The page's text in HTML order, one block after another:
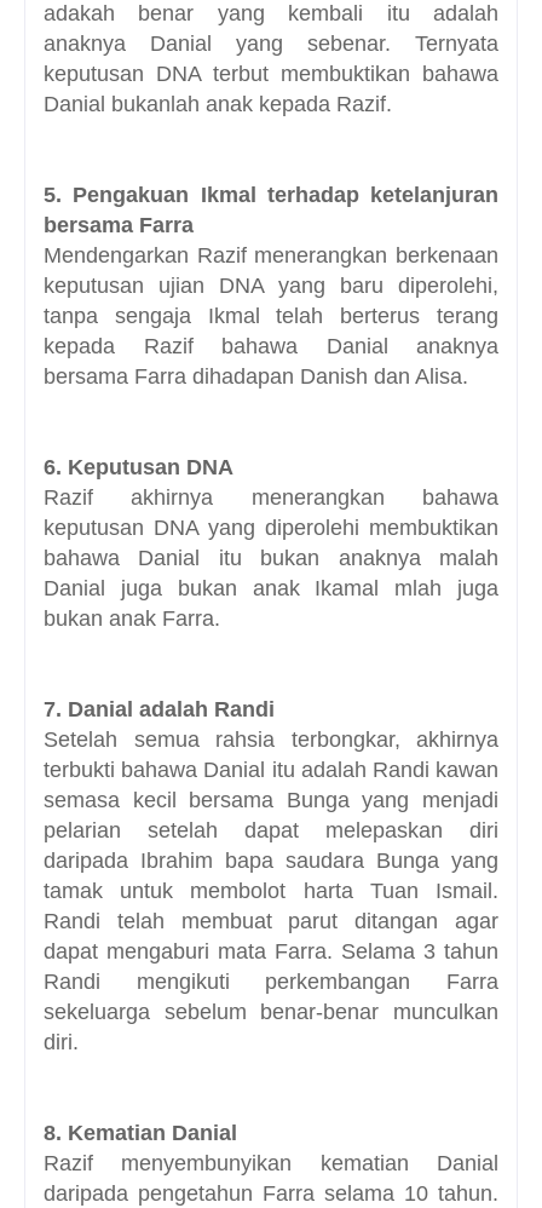
adakah benar yang kembali itu adalah
anaknya Danial yang sebenar. Ternyata
keputusan DNA terbut membuktikan bahawa
Danial bukanlah anak kepada Razif.
5. Pengakuan Ikmal terhadap ketelanjuran
bersama Farra
Mendengarkan Razif menerangkan berkenaan
keputusan ujian DNA yang baru diperolehi,
tanpa sengaja Ikmal telah berterus terang
kepada Razif bahawa Danial anaknya
bersama Farra dihadapan Danish dan Alisa.
6. Keputusan DNA
Razif akhirnya menerangkan bahawa
keputusan DNA yang diperolehi membuktikan
bahawa Danial itu bukan anaknya malah
Danial juga bukan anak Ikamal mlah juga
bukan anak Farra.
7. Danial adalah Randi
Setelah semua rahsia terbongkar, akhirnya
terbukti bahawa Danial itu adalah Randi kawan
semasa kecil bersama Bunga yang menjadi
pelarian setelah dapat melepaskan diri
daripada Ibrahim bapa saudara Bunga yang
tamak untuk membolot harta Tuan Ismail.
Randi telah membuat parut ditangan agar
dapat mengaburi mata Farra. Selama 3 tahun
Randi mengikuti perkembangan Farra
sekeluarga sebelum benar-benar munculkan
diri.
8. Kematian Danial
Razif menyembunyikan kematian Danial
daripada pengetahun Farra selama 10 tahun.